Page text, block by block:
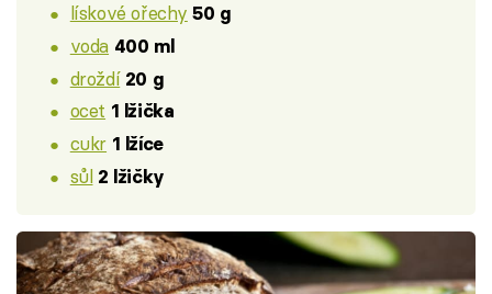
lískové ořechy 50 g
voda 400 ml
droždí 20 g
ocet 1 lžička
cukr 1 lžíce
sůl 2 lžičky